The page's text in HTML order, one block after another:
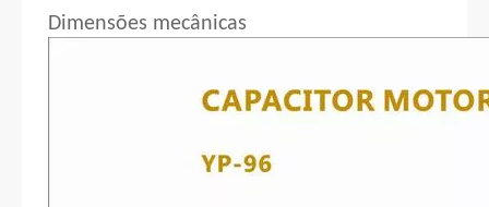
Dimensões mecânicas